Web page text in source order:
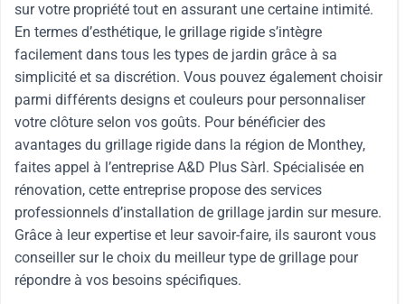
sur votre propriété tout en assurant une certaine intimité.
En termes d’esthétique, le grillage rigide s’intègre
facilement dans tous les types de jardin grâce à sa
simplicité et sa discrétion. Vous pouvez également choisir
parmi différents designs et couleurs pour personnaliser
votre clôture selon vos goûts. Pour bénéficier des
avantages du grillage rigide dans la région de Monthey,
faites appel à l’entreprise A&D Plus Sàrl. Spécialisée en
rénovation, cette entreprise propose des services
professionnels d’installation de grillage jardin sur mesure.
Grâce à leur expertise et leur savoir-faire, ils sauront vous
conseiller sur le choix du meilleur type de grillage pour
répondre à vos besoins spécifiques.